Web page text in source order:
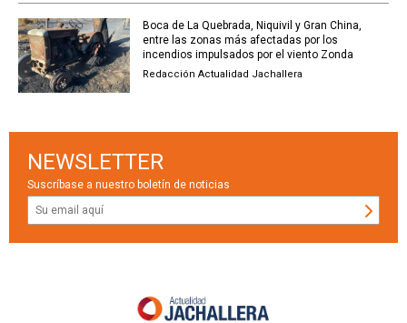
Boca de La Quebrada, Niquivil y Gran China,
entre las zonas más afectadas por los
incendios impulsados por el viento Zonda
Redacción Actualidad Jachallera
NEWSLETTER
Suscríbase a nuestro boletín de noticias